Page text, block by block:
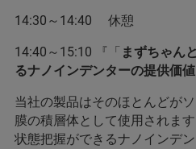
14:30～14:40 休憩
14:40～15:10 『「 まずちゃん
るナノインデンターの提供価値
当社の製品はそのほとんどが
膜の積層体として使用されま
状態把握ができるナノインデ